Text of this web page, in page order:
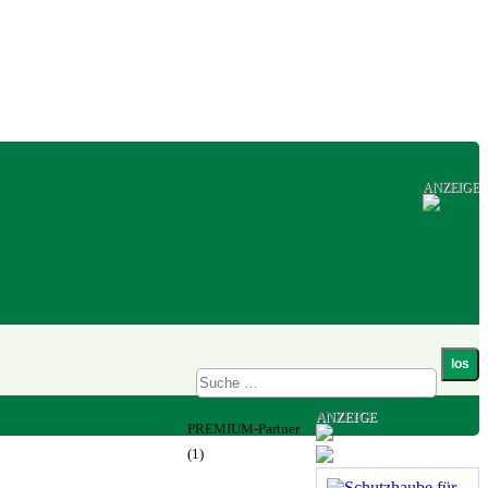
ANZEIGE
ANZEIGE
PREMIUM-Partner
(1)